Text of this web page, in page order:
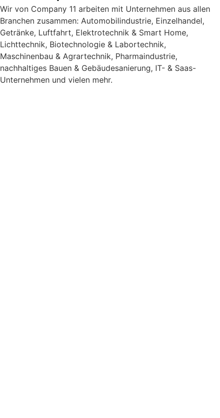
Wir von Company 11 arbeiten mit Unternehmen aus allen
Branchen zusammen: Automobilindustrie, Einzelhandel,
Getränke, Luftfahrt, Elektrotechnik & Smart Home,
Lichttechnik, Biotechnologie & Labortechnik,
Maschinenbau & Agrartechnik, Pharmaindustrie,
nachhaltiges Bauen & Gebäudesanierung, IT- & Saas-
Unternehmen und vielen mehr.